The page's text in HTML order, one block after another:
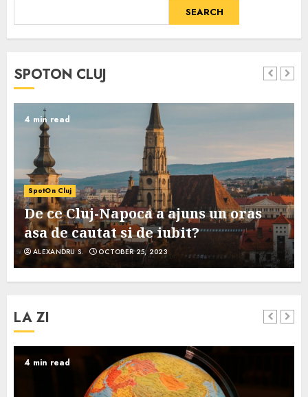
SEARCH
SPOTON CLUJ
4 min read
SpotOn Cluj
De ce Cluj-Napoca a ajuns un oras
asa de cautat si de iubit?
ALEXANDRU S. OCTOBER 25, 2023
LA ZI
4 min read